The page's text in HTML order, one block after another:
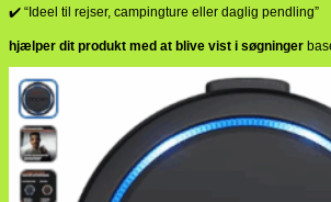
✔️ “Ideel til rejser, campingture eller daglig pendling”
hjælper dit produkt med at blive vist i søgninger